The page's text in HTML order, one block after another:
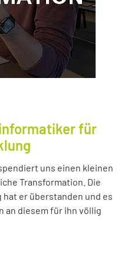
für
uns einen kleinen
Transformation. Die
er überstanden und es
an diesem für ihn völlig